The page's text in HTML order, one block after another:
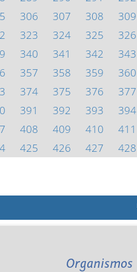
306 307 308
309
323 324 325
326
340 341 342
343
357 358 359
360
374 375 376
377
391 392 393
394
408 409 410
411
425 426 427
428
Organismos